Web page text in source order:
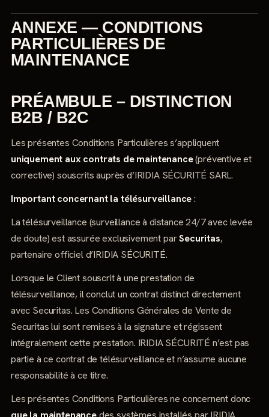
ANNEXE — CONDITIONS
PARTICULIÈRES DE
MAINTENANCE
PRÉAMBULE – DISTINCTION
B2B / B2C
Les présentes Conditions Particulières s’appliquent
uniquement aux contrats de maintenance(préventive et
corrective) souscrits auprès d’IRIDIA SÉCURITÉ SARL.
Important concernant la télésurveillance:
La télésurveillance (surveillance à distance 24/7 avec levée
de doute) est assurée exclusivement parSecuritas,
partenaire officiel d’IRIDIA SÉCURITÉ.
Lorsque le Client souscrit à une prestation de
télésurveillance, il conclut un contrat distinct directement
avec Securitas. Les Conditions Générales de Vente de
Securitas lui sont remises à la signature et régissent
intégralement cette prestation. IRIDIA SÉCURITÉ n’est pas
partie à ce contrat de télésurveillance et n’assume aucune
responsabilité à ce titre.
Les présentes Conditions Particulières ne concernent donc